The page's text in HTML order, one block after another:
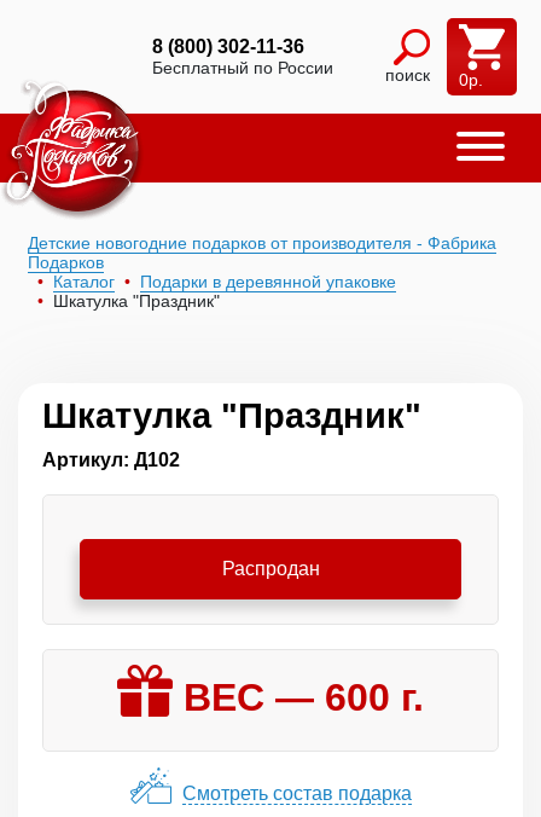
8 (800) 302-11-36
Бесплатный по России поиск 0р.
Детские новогодние подарков от производителя - Фабрика
Подарков
Каталог
Подарки в деревянной упаковке
Шкатулка "Праздник"
Шкатулка "Праздник"
Артикул: Д102
Распродан
ВЕС — 600 г.
Смотреть состав подарка